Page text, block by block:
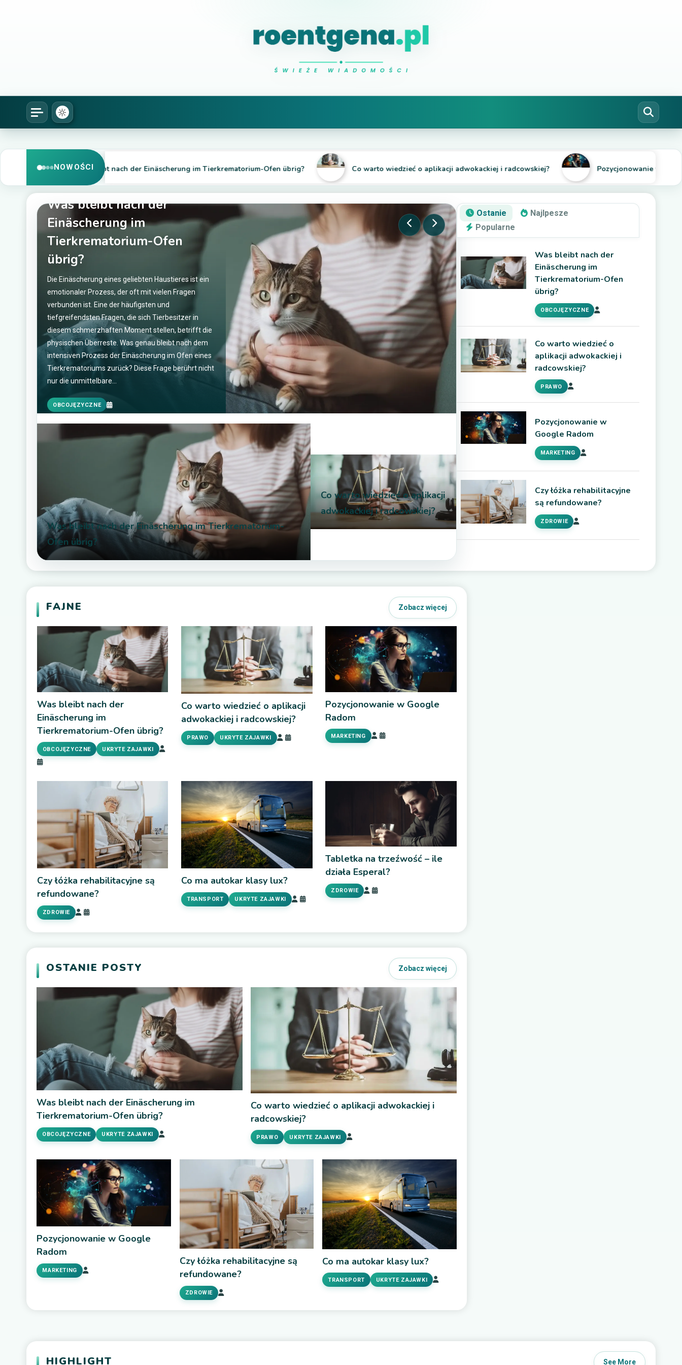
Natalia Roentgen
NOWOŚCI
Was bleibt nach der Einäscherung im Tierkrematorium-Ofen übrig? Co warto wiedzieć o aplikacji adwokackiej i radcowskiej? Pozycjonowanie w Google
Co warto wiedzieć o
aplikacji adwokackiej i
radcowskiej?
etapy w kształceniu prawników w Polsce. Aplikacja
adwokacka jest przeznaczona dla osób, które
pragną zostać adwokatami, natomiast aplikacja
radcowska skierowana jest do tych, którzy chcą
wykonywać zawód radcy prawnego. Obie aplikacje
mają na celu przygotowanie przyszłych prawników
do samodzielnej pracy w zawodzie poprzez
zdobycie praktycznych umiejętności oraz wiedzy
teoretycznej.…
PRAWO
Pozycjonowanie w Google
Radom
Pozycjonowanie w Google w Radomiu ma kluczowe
znaczenie dla lokalnych przedsiębiorstw, które
pragną zwiększyć swoją widoczność w internecie i
czasach, kiedy większość ludzi korzysta z
wyszukiwarek internetowych, aby znaleźć usługi czy
produkty, obecność na pierwszej stronie wyników
wyszukiwania może znacząco wpłynąć na sukces
firmy. W Radomiu, gdzie konkurencja może…
MARKETING
Was bleibt nach der Einäscherung im Tierkrematorium-
Ofen übrig?
OBCOJĘZYCZNE
Co warto wiedzieć o aplikacji
adwokackiej i radcowskiej?
PRAWO
Ostanie
Najlpesze
Popularne
Was bleibt nach der
Einäscherung im
Tierkrematorium-Ofen
übrig?
OBCOJĘZYCZNE
Co warto wiedzieć o
aplikacji adwokackiej i
radcowskiej?
PRAWO
Pozycjonowanie w
Google Radom
MARKETING
Czy łóżka rehabilitacyjne
są refundowane?
ZDROWIE
FAJNE Zobacz więcej
Was bleibt nach der
Einäscherung im
Tierkrematorium-Ofen übrig?
OBCOJĘZYCZNE UKRYTE ZAJAWKI
Co warto wiedzieć o aplikacji
adwokackiej i radcowskiej?
PRAWO UKRYTE ZAJAWKI
Pozycjonowanie w Google
Radom
MARKETING
Czy łóżka rehabilitacyjne są
refundowane?
ZDROWIE
Co ma autokar klasy lux?
TRANSPORT UKRYTE ZAJAWKI
Tabletka na trzeźwość – ile
działa Esperal?
ZDROWIE
OSTANIE POSTY Zobacz więcej
Was bleibt nach der Einäscherung im
Tierkrematorium-Ofen übrig?
OBCOJĘZYCZNE UKRYTE ZAJAWKI
Co warto wiedzieć o aplikacji adwokackiej i
radcowskiej?
PRAWO UKRYTE ZAJAWKI
Pozycjonowanie w Google
Radom
MARKETING
Czy łóżka rehabilitacyjne są
refundowane?
ZDROWIE
Co ma autokar klasy lux?
TRANSPORT UKRYTE ZAJAWKI
HIGHLIGHT See More